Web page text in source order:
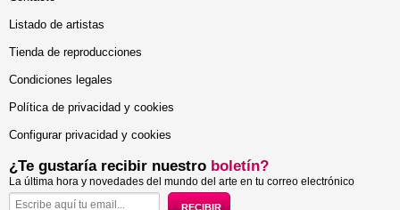
Listado de artistas
Tienda de reproducciones
Condiciones legales
Política de privacidad y cookies
Configurar privacidad y cookies
¿Te gustaría recibir nuestro boletín?
La última hora y novedades del mundo del arte en tu correo electrónico